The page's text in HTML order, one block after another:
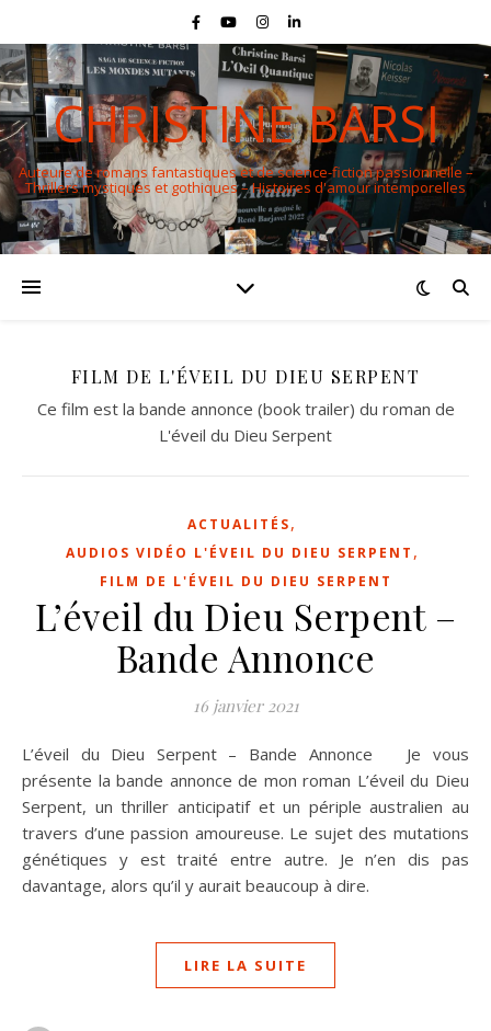
CHRISTINE BARSI
Auteure de romans fantastiques et de science-fiction passionnelle –
Thrillers mystiques et gothiques – Histoires d'amour intemporelles
FILM DE L'ÉVEIL DU DIEU SERPENT
Ce film est la bande annonce (book trailer) du roman de
L'éveil du Dieu Serpent
ACTUALITÉS,
AUDIOS VIDÉO L'ÉVEIL DU DIEU SERPENT ,
FILM DE L'ÉVEIL DU DIEU SERPENT
L’éveil du Dieu Serpent –
Bande Annonce
16 janvier 2021
L’éveil du Dieu Serpent – Bande Annonce Je vous
présente la bande annonce de mon roman L’éveil du Dieu
Serpent, un thriller anticipatif et un périple australien au
travers d’une passion amoureuse. Le sujet des mutations
génétiques y est traité entre autre. Je n’en dis pas
davantage, alors qu’il y aurait beaucoup à dire.
LIRE LA SUITE